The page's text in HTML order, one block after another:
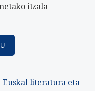
itzala
Euskal literatura eta